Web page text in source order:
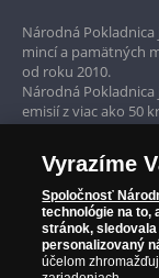
Garancia
Iba originálne
Národná
mincí a pamätných
od roku 2010.
Národná
emisií z viac ako 50
ako je Britská
Parížska mincovňa,
Austrálska
zberateľom
prvotriednej
autentickosti.
Vyrazíme
Spoločnosť
technológie na
stránok,
personalizovaný
účelom